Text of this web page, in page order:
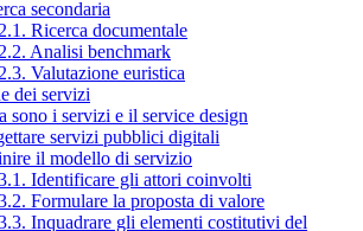
secondaria
Ricerca documentale
Analisi benchmark
Valutazione euristica
dei servizi
sono i servizi e il service design
servizi pubblici digitali
il modello di servizio
Identificare gli attori coinvolti
Formulare la proposta di valore
Inquadrare gli elementi costitutivi del